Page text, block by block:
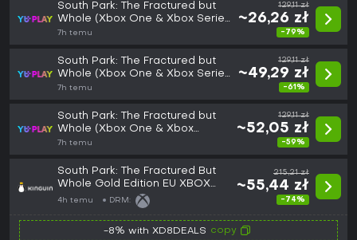
South Park: The Fractured but
Whole (Xbox One & Xbox Series
X|S) Turkey
7h temu
129,11 zł
~26,26 zł
-79%
South Park: The Fractured but
Whole (Xbox One & Xbox Series
X|S) Europe
7h temu
129,11 zł
~49,29 zł
-61%
South Park: The Fractured but
Whole (Xbox One & Xbox
Series X|S) United States
7h temu
129,11 zł
~52,05 zł
-59%
South Park: The Fractured But
Whole Gold Edition EU XBOX
One CD Key
4h temu DRM:
215,21 zł
~55,44 zł
-74%
-8% with XD8DEALS copy